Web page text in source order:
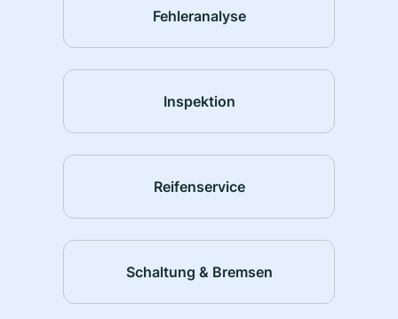
Fehleranalyse
Inspektion
Reifenservice
Schaltung & Bremsen